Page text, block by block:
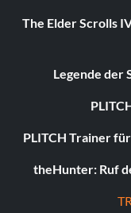
The Elder Scrolls
Legende der
PLITCH Trainer
theHunter: Ruf